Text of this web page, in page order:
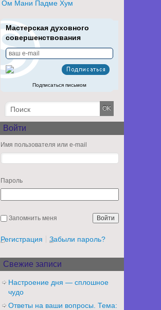
Ом Мани Падме Хум
Мастерская духовного
совершенствования
Подписаться письмом
Войти
Имя пользователя или e-mail
Пароль
Запомнить меня
Регистрация Забыли пароль?
Свежие записи
Настроение дня — сплошное
чудо
Ответы на ваши вопросы. Тема: